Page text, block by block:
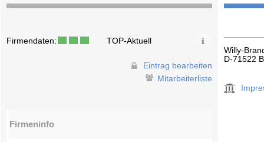
Firmendaten: TOP-Aktuell
Eintrag bearbeiten
Mitarbeiterliste
Firmeninfo
Willy-
D-71522